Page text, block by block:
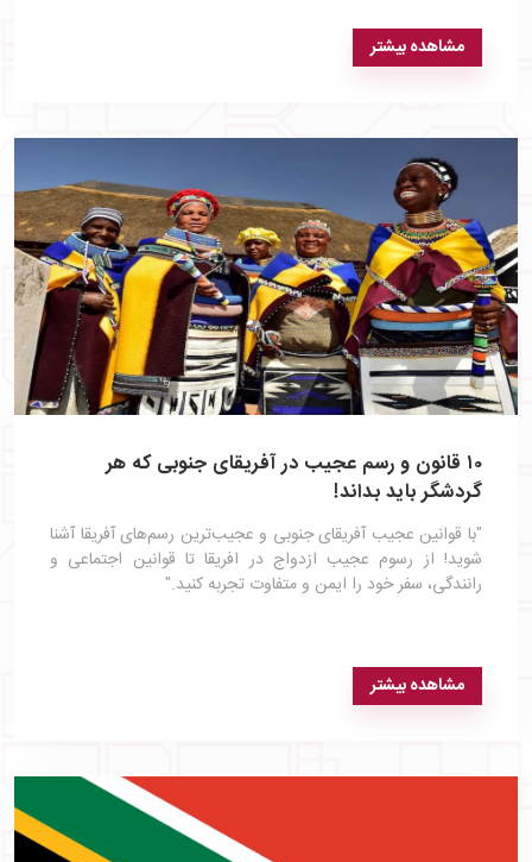
مشاهده بیشتر
۱۰ قانون و رسم عجیب در آفریقای جنوبی که هر
گردشگر باید بداند!
"با قوانین عجیب آفریقای جنوبی و عجیب‌ترین رسم‌های آفریقا آشنا
شوید! از رسوم عجیب ازدواج در افریقا تا قوانین اجتماعی و
رانندگی، سفر خود را ایمن و متفاوت تجربه کنید."
مشاهده بیشتر